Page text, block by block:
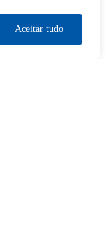
Aceitar tudo